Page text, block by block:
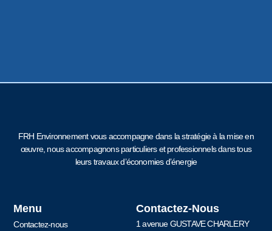
FRH Environnement vous accompagne dans la stratégie à la mise en
œuvre, nous accompagnons particuliers et professionnels dans tous
leurs travaux d’économies d’énergie
Menu
Contactez-nous
Contactez-Nous
1 avenue GUSTAVE CHARLERY